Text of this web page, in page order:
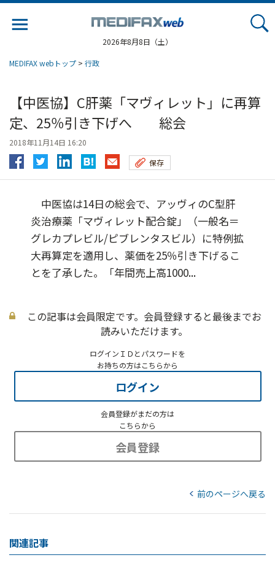
2026年8月8日（土）
MEDIFAX webトップ > 行政
【中医協】C肝薬「マヴィレット」に再算
定、25％引き下げへ 総会
2018年11月14日 16:20
保存
中医協は14日の総会で、アッヴィのC型肝
炎治療薬「マヴィレット配合錠」（一般名＝
グレカプレビル/ピブレンタスビル）に特例拡
大再算定を適用し、薬価を25％引き下げるこ
とを了承した。「年間売上高1000...
この記事は会員限定です。会員登録すると最後までお
読みいただけます。
ログインＩＤとパスワードを
お持ちの方はこちらから
ログイン
会員登録がまだの方は
こちらから
会員登録
前のページへ戻る
関連記事